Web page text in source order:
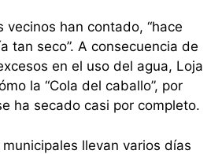
vecinos han contado, “hace
tan seco”. A consecuencia de
en el uso del agua, Loja
la “Cola del caballo”, por
ha secado casi por completo.
llevan varios días